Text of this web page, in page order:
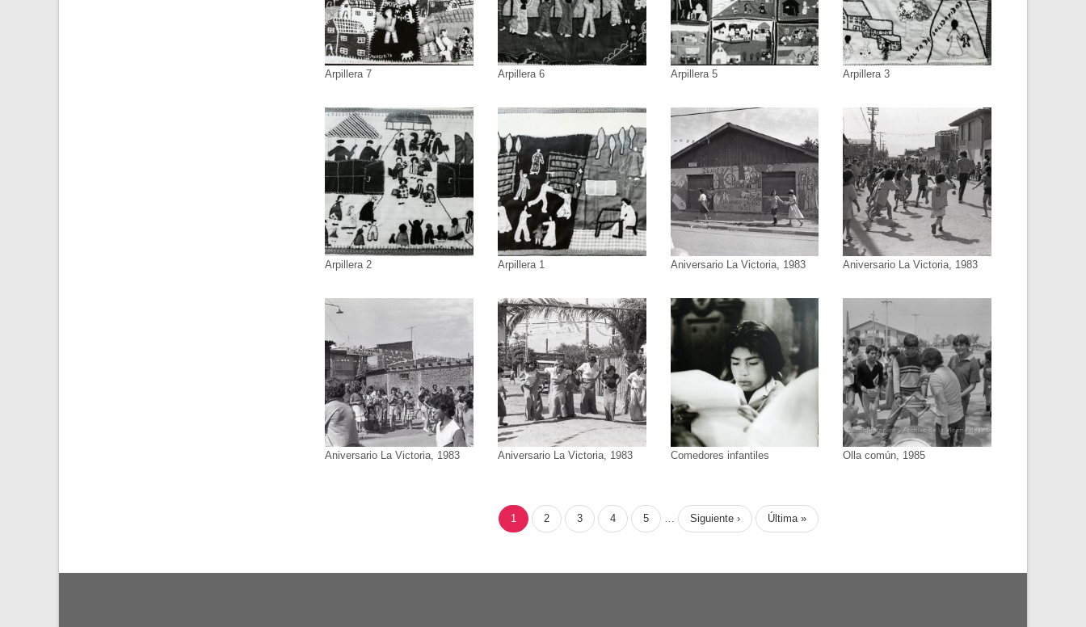
Arpillera 7 Arpillera 6 Arpillera 5 Arpillera 3
Arpillera 2 Arpillera 1 Aniversario La Victoria, 1983 Aniversario La Victoria, 1983
Aniversario La Victoria, 1983 Aniversario La Victoria, 1983 Comedores infantiles Olla común, 1985
Página
actual
1 Page
2 Page
3 Page
4 Page
5
Siguiente
página
Siguiente ›
Última
página
Última »